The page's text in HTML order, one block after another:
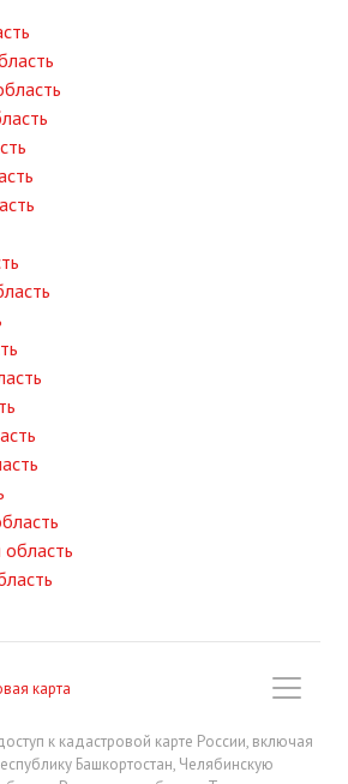
область
к кадастровой карте России, включая
Башкортостан, Челябинскую